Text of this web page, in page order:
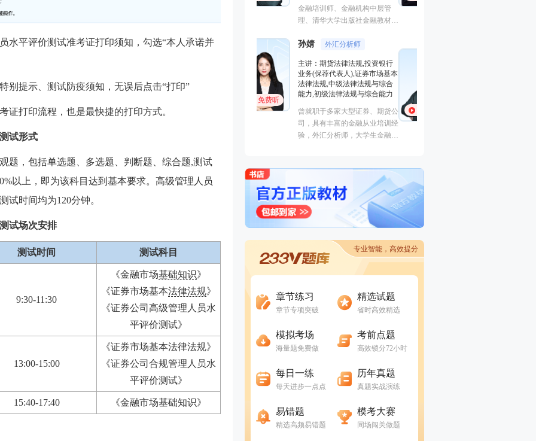
水平评价测试准考证打印须知，勾选“本人承诺并
别提示、测试防疫须知，无误后点击“打印”
证打印流程，也是最快捷的打印方式。
试形式
题，包括单选题、多选题、判断题、综合题,测试
以上，即为该科目达到基本要求。高级管理人员
试时间均为120分钟。
试场次安排
测试时间 测试科目
9:30-11:30
《金融市场基础知识》
《证券市场基本法律法规》
《证券公司高级管理人员水
平评价测试》
13:00-15:00
《证券市场基本法律法规》
《证券公司合规管理人员水
平评价测试》
15:40-17:40 《金融市场基础知识》
经济学硕士、金融培训高级讲
师，李泽瑞老师从事金融类考证
成“段子”，是一个让学员欲罢不
学员称被讲课耽误的“德云社”编
外弟子。
免费听
主讲：金融市场基础知识,期货
基础知识,基金法律法规,中级金
融
从事金融类考试培训多年，知名
金融培训师、金融机构中层管
理、清华大学出版社金融教材副
的“一哥”。
专业智能，高效提分
章节练习
章节专项突破
精选试题
省时高效精选
模拟考场
海量题免费做
考前点题
高效锁分72小时
每日一练
每天进步一点点
历年真题
真题实战演练
易错题
精选高频易错题
模考大赛
同场闯关做题